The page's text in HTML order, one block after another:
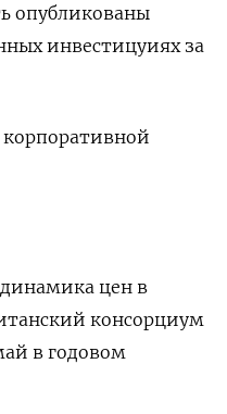
опубликованы
инвестицуиях за
цен в
консорциум
в годовом